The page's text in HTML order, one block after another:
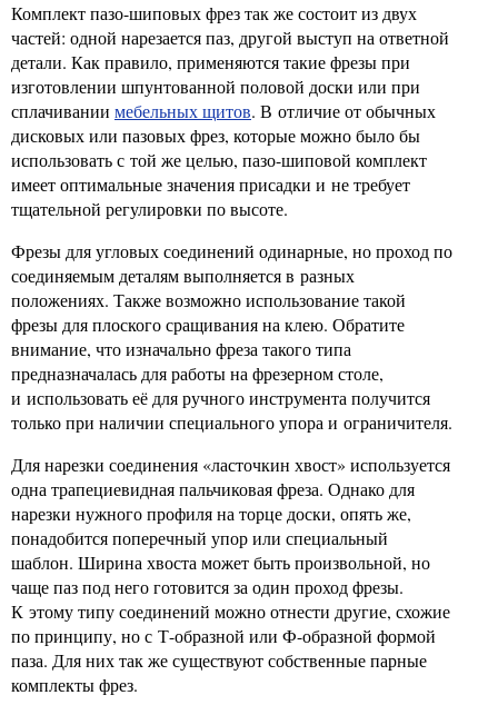
Комплект пазо-шиповых фрез так же состоит из двух
частей: одной нарезается паз, другой выступ на ответной
детали. Как правило, применяются такие фрезы при
изготовлении шпунтованной половой доски или при
сплачивании мебельных щитов. В отличие от обычных
дисковых или пазовых фрез, которые можно было бы
использовать с той же целью, пазо-шиповой комплект
имеет оптимальные значения присадки и не требует
тщательной регулировки по высоте.
Фрезы для угловых соединений одинарные, но проход по
соединяемым деталям выполняется в разных
положениях. Также возможно использование такой
фрезы для плоского сращивания на клею. Обратите
внимание, что изначально фреза такого типа
предназначалась для работы на фрезерном столе,
и использовать её для ручного инструмента получится
только при наличии специального упора и ограничителя.
Для нарезки соединения «ласточкин хвост» используется
одна трапециевидная пальчиковая фреза. Однако для
нарезки нужного профиля на торце доски, опять же,
понадобится поперечный упор или специальный
шаблон. Ширина хвоста может быть произвольной, но
чаще паз под него готовится за один проход фрезы.
К этому типу соединений можно отнести другие, схожие
по принципу, но с Т-образной или Ф-образной формой
паза. Для них так же существуют собственные парные
комплекты фрез.